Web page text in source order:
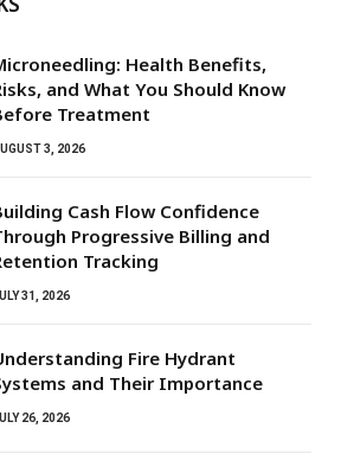
Health Benefits,
and What You Should Know
Treatment
3, 2026
Cash Flow Confidence
Progressive Billing and
Tracking
31, 2026
Fire Hydrant
and Their Importance
26, 2026